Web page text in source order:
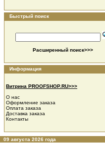
Быстрый поиск
Расширенный поиск>>>
Информация
Витрина PROOFSHOP.RU>>>
О нас
Оформление заказа
Оплата заказа
Доставка заказа
Контакты
09 августа 2026 года